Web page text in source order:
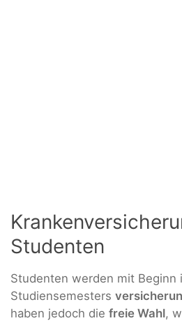
Studenten
Studenten werden mit Beginn
Studiensemesters
haben jedoch die freie Wahl,